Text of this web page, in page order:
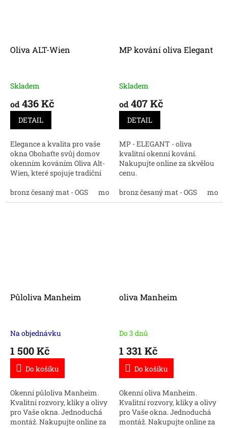
Oliva ALT-Wien
Skladem
od 436 Kč
DETAIL
Elegance a kvalita pro vaše
okna Obohaťte svůj domov
okenním kováním Oliva Alt-
Wien, které spojuje tradiční
funkčností. Naše okenní
kování je pečlivě...
bronz česaný mat - OGS mosaz černá matný nikl
MP kování oliva Elegant
Skladem
od 407 Kč
DETAIL
MP - ELEGANT - oliva
kvalitní okenní kování.
Nakupujte online za skvělou
cenu.
bronz česaný mat - OGS
Půloliva Manheim
Na objednávku
1 500 Kč
Do košíku
Okenní půloliva Manheim.
Kvalitní rozvory, kliky a olivy
pro Vaše okna. Jednoduchá
montáž. Nakupujte online za
oliva Manheim
Do 3 dnů
1 331 Kč
Do košíku
Okenní oliva Manheim.
Kvalitní rozvory, kliky a olivy
pro Vaše okna. Jednoduchá
montáž. Nakupujte online za